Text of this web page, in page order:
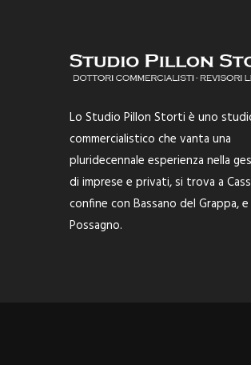
Lo Studio Pillon Storti è uno
commercialistico che vanta una
pluridecennale esperienza nella
di imprese e privati, si trova a
confine con Bassano del Grappa, e
Possagno.